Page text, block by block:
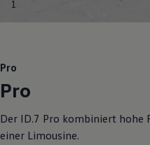
Räder und
Transport
1
Pro
Pro
Der ID.7 Pro kombiniert hohe
einer Limousine.